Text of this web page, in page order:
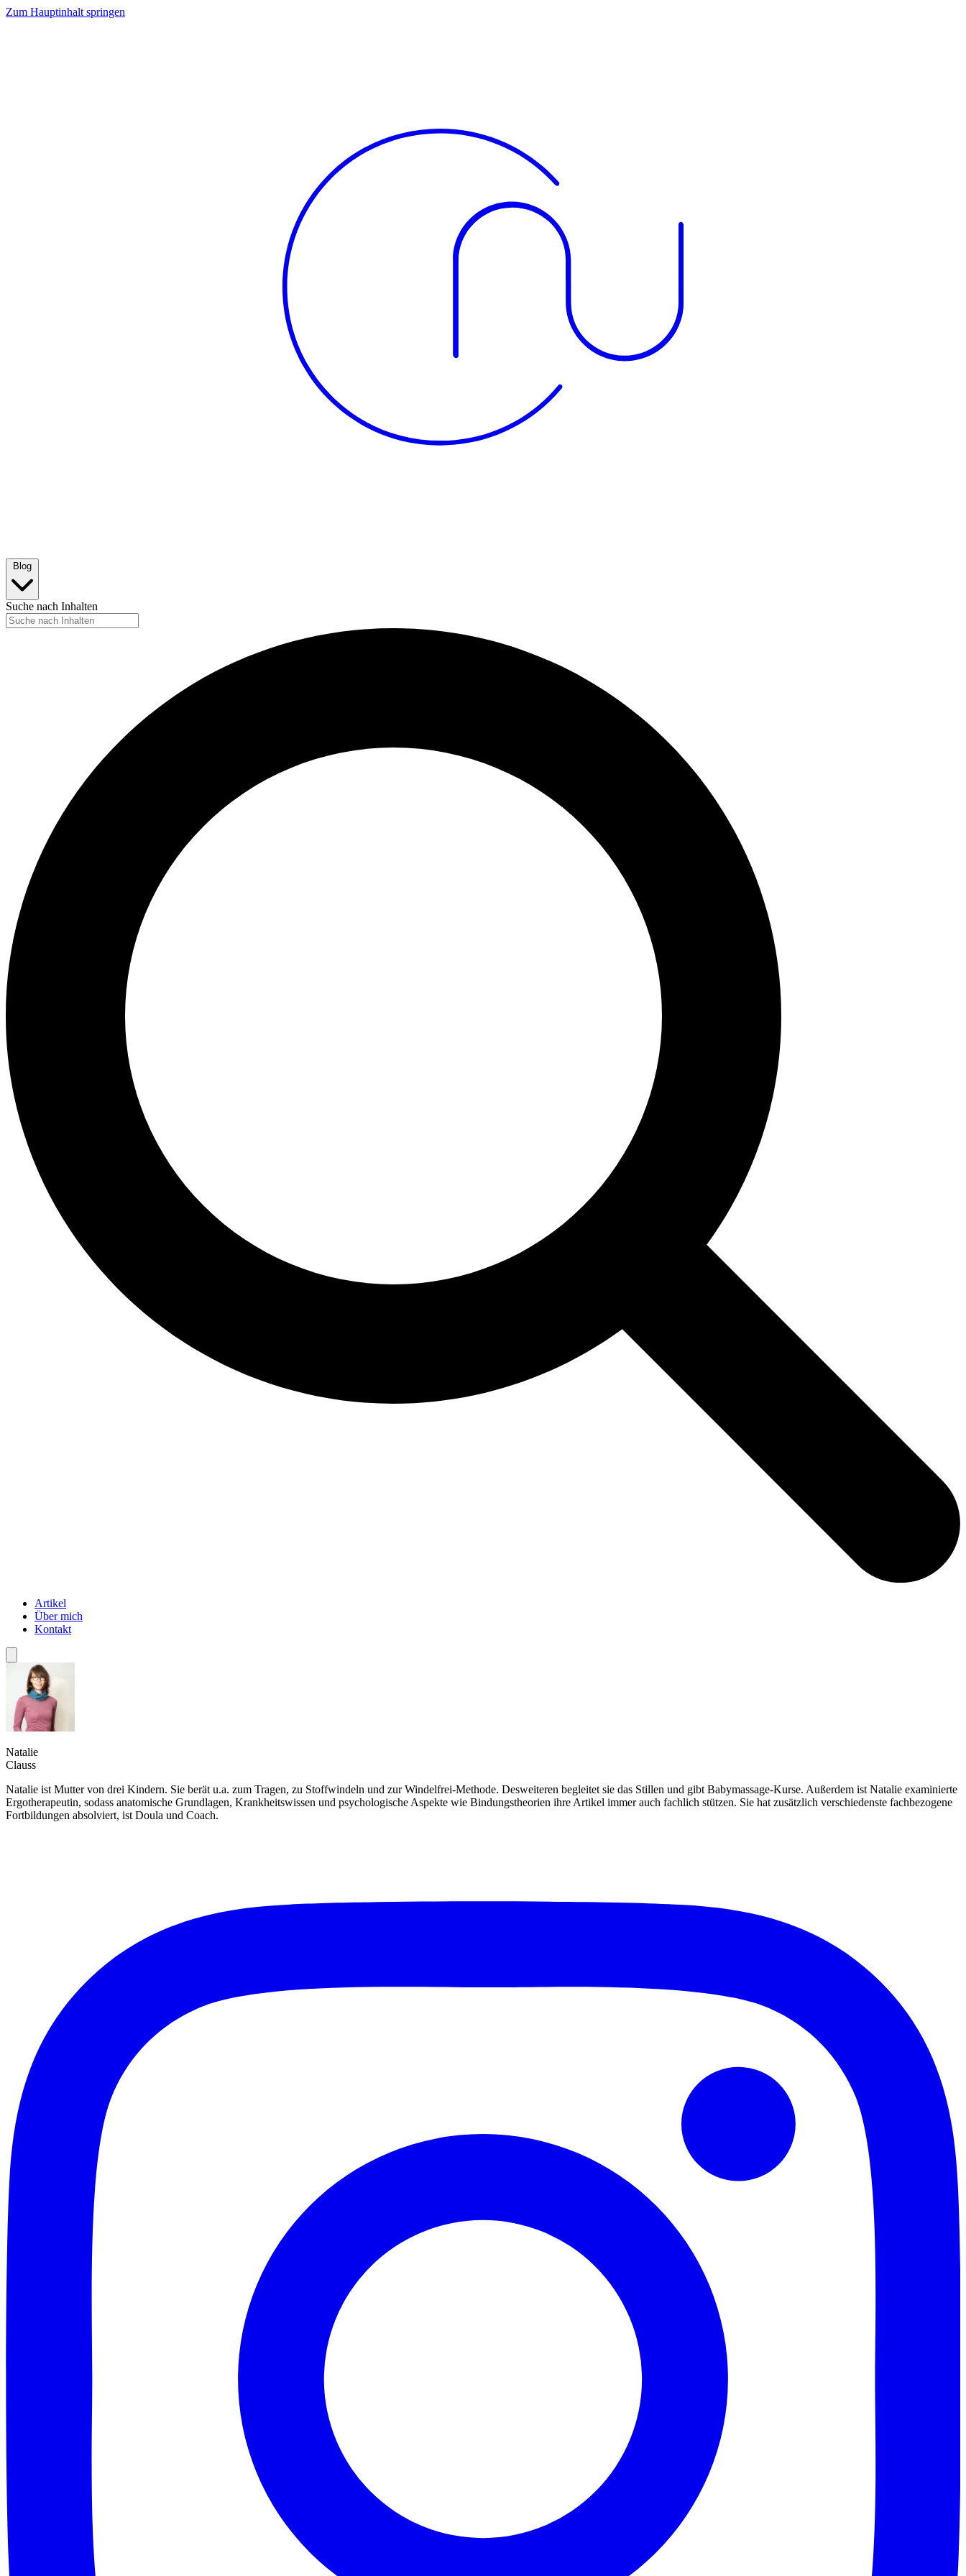
Zum Hauptinhalt springen
Blog
Suche nach Inhalten
Artikel
Über mich
Kontakt
Natalie
Clauss
Natalie ist Mutter von drei Kindern. Sie berät u.a. zum Tragen, zu Stoffwindeln und zur Windelfrei-Methode. Desweiteren begleitet sie das Stillen und gibt Babymassage-Kurse. Außerdem ist Natalie examinierte
Ergotherapeutin, sodass anatomische Grundlagen, Krankheitswissen und psychologische Aspekte wie Bindungstheorien ihre Artikel immer auch fachlich stützen. Sie hat zusätzlich verschiedenste fachbezogene
Fortbildungen absolviert, ist Doula und Coach.